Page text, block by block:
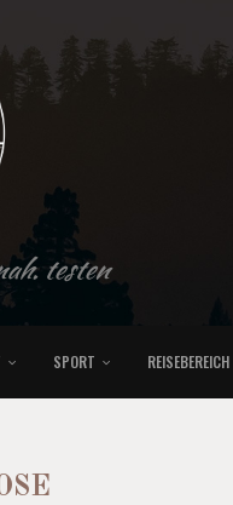
testen
SPORT REISEBEREICH